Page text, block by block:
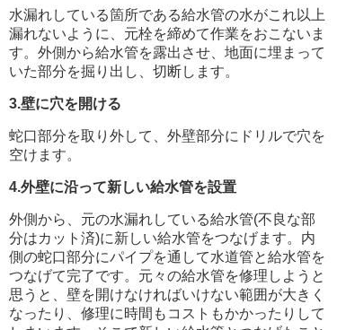
水漏れしている箇所である給水管の水がこれ以上
漏れないように、元栓を締めて作業をおこないま
す。外側から給水管を露出させ、地面に埋まって
いた部分を掘り出し、切断します。
3.壁に穴を開ける
蛇口部分を取り外して、外壁部分にドリルで穴を
空けます。
4.外壁に沿って新しい給水管を設置
外側から、元の水漏れしている給水管(不良な部
分はカット済)に新しい給水管をつなげます。内
側の蛇口部分にパイプを通して水道管と給水管を
つなげて完了です。元々の給水管を修理しようと
思うと、壁を開けなければいけない範囲が大きく
なったり、修理に時間もコストもかかったりして